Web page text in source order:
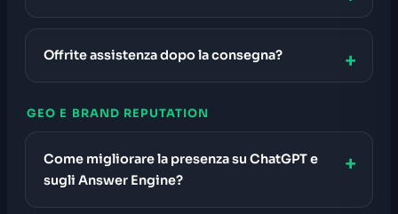
Offrite assistenza dopo la consegna?
GEO E BRAND REPUTATION
Come migliorare la presenza su ChatGPT e
sugli Answer Engine?